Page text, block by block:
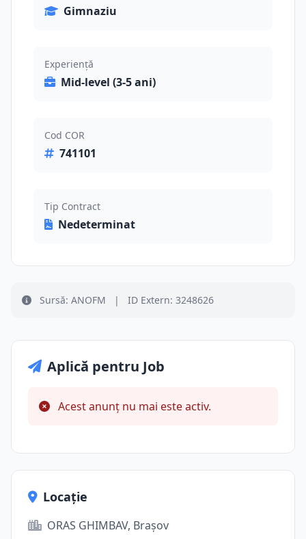
Gimnaziu
Experiență
Mid-level (3-5 ani)
Cod COR
741101
Tip Contract
Nedeterminat
Sursă: ANOFM | ID Extern: 3248626
Aplică pentru Job
Acest anunț nu mai este activ.
Locație
ORAS GHIMBAV, Brașov